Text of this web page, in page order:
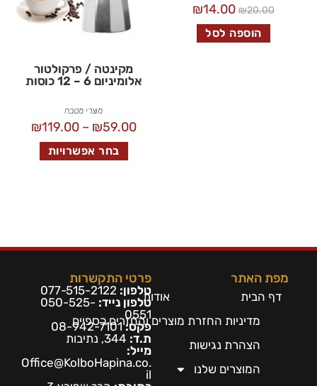
₪20.00
₪14.00
הוספה לסל
מקינטה / פרקולטור
אלומיניום 6 – 12 כוסות
מוצרי מטבח
₪59.00
–
₪119.00
בחר אפשרויות
מפת האתר
דף הבית
אודות
מדיניות החזרת מוצרים והחזרים כספיים
הצהרת נגישות
המוצרים שלנו
פרטי התקשרות
טלפון: 077-515-2122
טלפון נייד: 050-525-
0551
פקס:08-942-7101
ת.ד:
מייל:
Office@KolboHapina.co.
il